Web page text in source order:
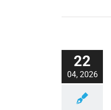
22
04, 2026